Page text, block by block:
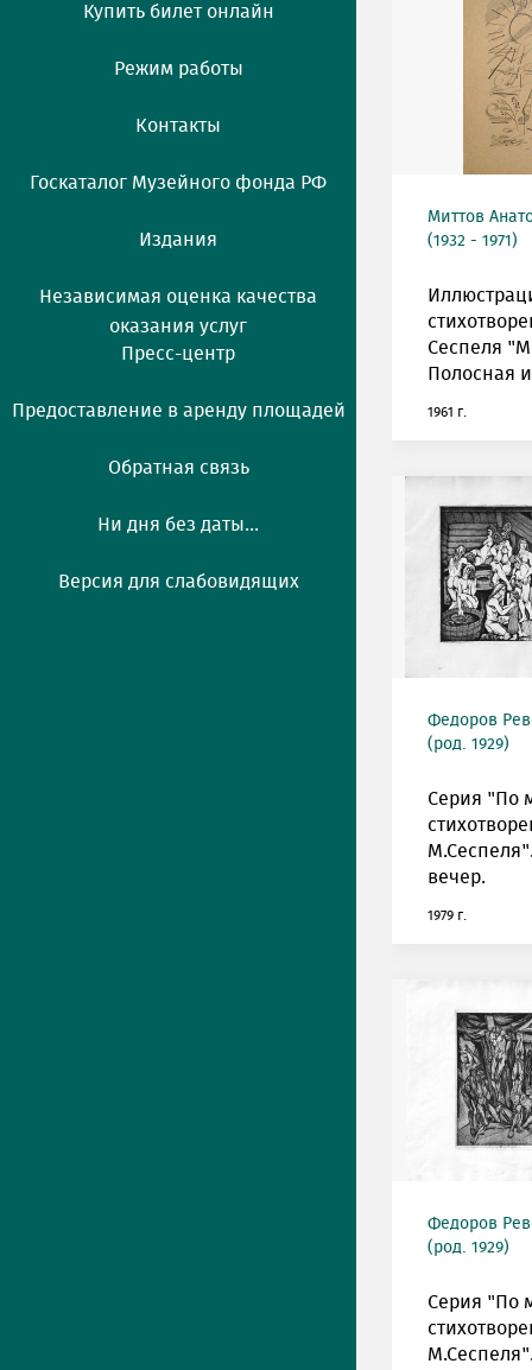
Купить билет онлайн
Режим работы
Контакты
Госкаталог Музейного фонда РФ
Издания
Независимая оценка качества
оказания услуг
Пресс-центр
Предоставление в аренду площадей
Обратная связь
Ни дня без даты...
Версия для слабовидящих
Миттов
(1932 - 1971)
Сеспеля
Полосная
1961 г.
Федоров
(род. 1929)
Серия "По
вечер.
1979 г.
Федоров
(род. 1929)
Серия "По